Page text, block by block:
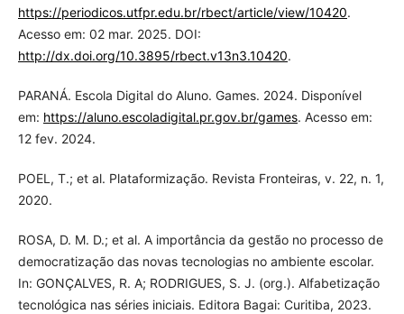
https://periodicos.utfpr.edu.br/rbect/article/view/10420.
Acesso em: 02 mar. 2025. DOI:
http://dx.doi.org/10.3895/rbect.v13n3.10420.
PARANÁ. Escola Digital do Aluno. Games. 2024. Disponível
em: https://aluno.escoladigital.pr.gov.br/games. Acesso em:
12 fev. 2024.
POEL, T.; et al. Plataformização. Revista Fronteiras, v. 22, n. 1,
2020.
ROSA, D. M. D.; et al. A importância da gestão no processo de
democratização das novas tecnologias no ambiente escolar.
In: GONÇALVES, R. A; RODRIGUES, S. J. (org.). Alfabetização
tecnológica nas séries iniciais. Editora Bagai: Curitiba, 2023.